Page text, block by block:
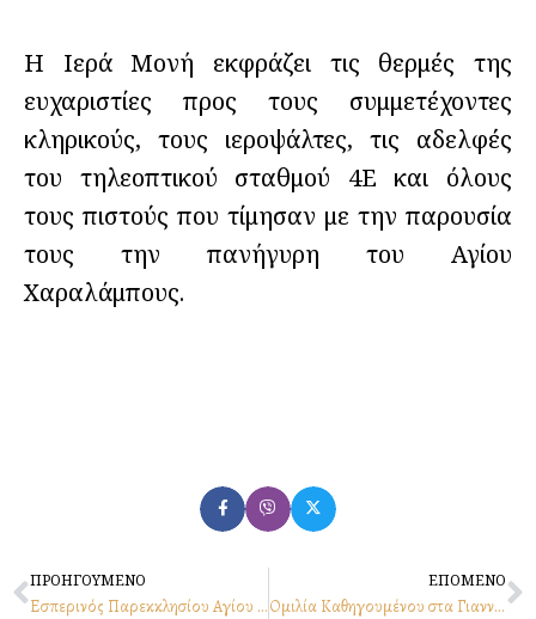
Η Ιερά Μονή εκφράζει τις θερμές της
ευχαριστίες προς τους συμμετέχοντες
κληρικούς, τους ιεροψάλτες, τις αδελφές
του τηλεοπτικού σταθμού 4Ε και όλους
τους πιστούς που τίμησαν με την παρουσία
τους την πανήγυρη του Αγίου
Χαραλάμπους.
Prev
ΠΡΟΗΓΟΥΜΕΝΟ
Εσπερινός Παρεκκλησίου Αγίου Χαραλάμπους 9.2.2026
ΕΠΟΜΕΝΟ
Ομιλία Καθηγουμένου στα Γιαννιτσά 15.3.2026